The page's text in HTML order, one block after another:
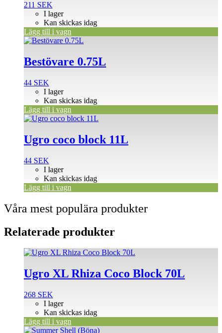
211 SEK
I lager
Kan skickas idag
Lägg till i vagn
Bestövare 0.75L
44 SEK
I lager
Kan skickas idag
Lägg till i vagn
Ugro coco block 11L
44 SEK
I lager
Kan skickas idag
Lägg till i vagn
Våra mest populära produkter
Relaterade produkter
Ugro XL Rhiza Coco Block 70L
268 SEK
I lager
Kan skickas idag
Lägg till i vagn